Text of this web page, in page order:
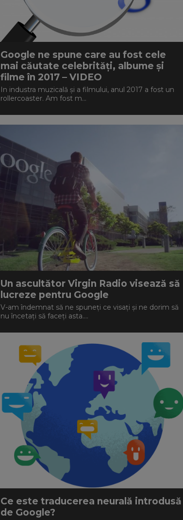
Google ne spune care au fost cele
mai căutate celebrități, albume și
filme în 2017 – VIDEO
In industra muzicală și a filmului, anul 2017 a fost un
rollercoaster. Am fost m...
Un ascultător Virgin Radio visează să
lucreze pentru Google
V-am îndemnat să ne spuneți ce visați și ne dorim să
nu încetați să faceți asta....
Ce este traducerea neurală introdusă
de Google?